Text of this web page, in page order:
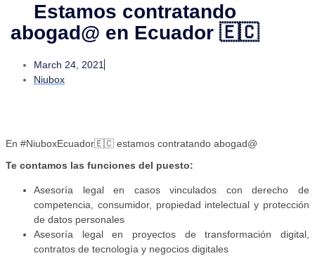
Estamos contratando
abogad@ en Ecuador 🇪🇨
March 24, 2021
Niubox
En #NiuboxEcuador🇪🇨 estamos contratando abogad@
Te contamos las funciones del puesto:
Asesoría legal en casos vinculados con derecho de
competencia, consumidor, propiedad intelectual y protección
de datos personales
Asesoría legal en proyectos de transformación digital,
contratos de tecnología y negocios digitales